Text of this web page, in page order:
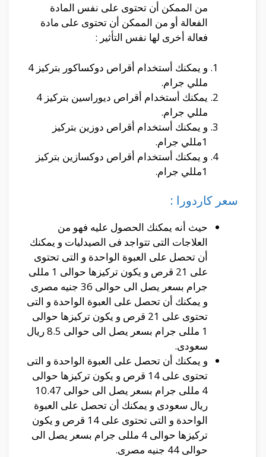
من الممكن أن تحتوى على نفس المادة
الفعالة أو من الممكن أن تحتوى على مادة
فعالة أخرى لها نفس التأثير :
و يمكنك أستخدام أقراص دوكساكور بتركيز 4
مللي جرام.
يمكنك أستخدام أقراص ديوراسين بتركيز 4
مللي جرام.
و يمكنك أستخدام أقراص دوزين بتركيز
1مللي جرام.
و يمكنك أستخدام أقراص دوكسازين بتركيز
1مللي جرام.
سعر كاردورا :
حيث أنه يمكنك الحصول عليه فهو من
العلاجات التى تتواجد فى الصيدليات و يمكنك
أن تحصل على العبوة الواحدة و التى تحتوى
على 21 قرص و يكون تركيزها حوالى 1 مللى
جرام بسعر يصل الى حوالى 36 جنيه مصرى
و يمكنك أن تحصل على العبوة الواحدة و التى
تحتوى على 21 قرص و يكون تركيزها حوالى
1 مللى جرام بسعر يصل الى حوالى 8.5 ريال
سعودى.
و يمكنك أن تحصل على العبوة الواحدة و التى
تحتوى على 14 قرص و يكون تركيزها حوالى
4 مللى جرام بسعر يصل الى حوالى 10.47
ريال سعودى و يمكنك أن تحصل على العبوة
الواحدة و التى تحتوى على 14 قرص و يكون
تركيزها حوالى 4 مللى جرام بسعر يصل الى
حوالى 44 جنيه مصرى.